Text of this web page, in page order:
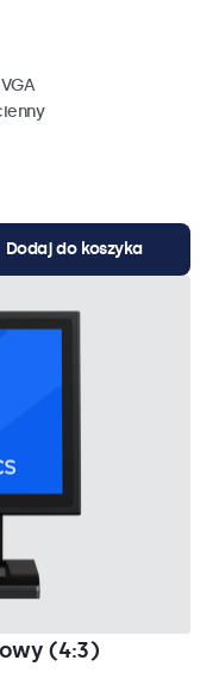
Dodaj do koszyka
(4:3)